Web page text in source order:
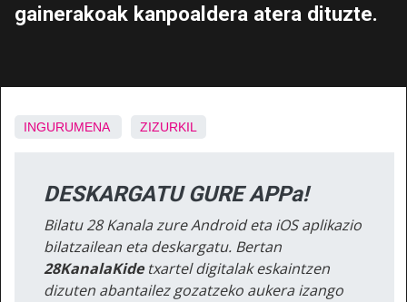
gainerakoak kanpoaldera atera dituzte.
INGURUMENA ZIZURKIL
DESKARGATU GURE APPa!
Bilatu 28 Kanala zure Android eta iOS aplikazio
bilatzailean eta deskargatu. Bertan
28KanalaKidetxartel digitalak eskaintzen
dizuten abantailez gozatzeko aukera izango